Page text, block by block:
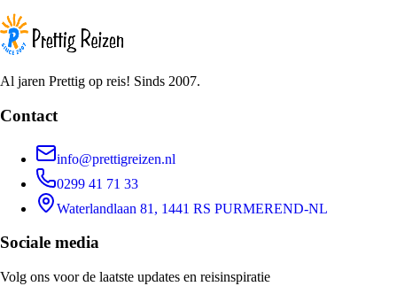
Al jaren Prettig op reis! Sinds 2007.
Contact
info@prettigreizen.nl
0299 41 71 33
Waterlandlaan 81, 1441 RS PURMEREND-NL
Sociale media
Volg ons voor de laatste updates en reisinspiratie